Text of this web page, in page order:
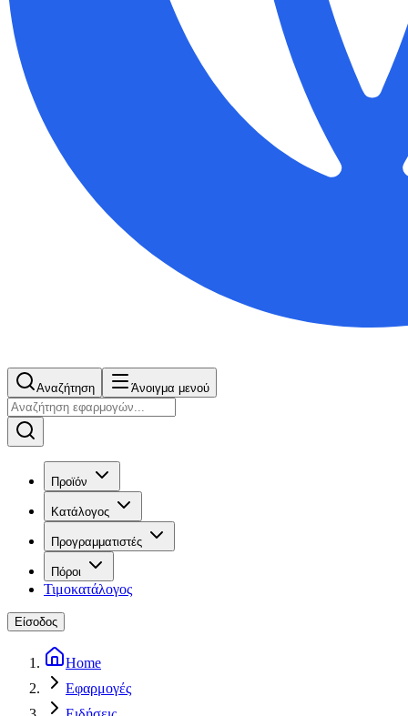
Αναζήτηση Άνοιγμα μενού
Προϊόν
Κατάλογος
Προγραμματιστές
Πόροι
Τιμοκατάλογος
Είσοδος
Home
Εφαρμογές